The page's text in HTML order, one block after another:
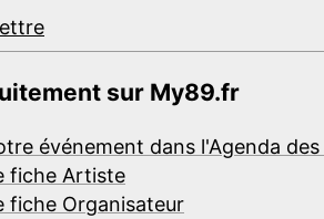
sur My89.fr
événement dans l'Agenda
fiche Artiste
fiche Organisateur